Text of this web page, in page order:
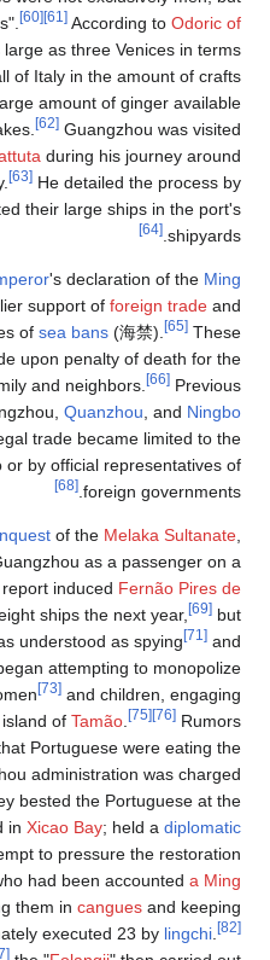
females". [61]According to
was as large as three Venices in
all of Italy in the amount of
the large amount of ginger
snakes.
Guangzhou was
Ibn Battutaduring his journey
century.
He detailed the
their large ships in the
Emperor's declaration of the
his earlier support offoreign trade
a series ofsea bans(海禁).
trade upon penalty of death
his family and neighbors.
of Guangzhou,Quanzhou, and
and legal trade became limited
sent to or by official
foreign
conquestof theMelaka
to Guangzhou as a passenger
His report inducedFernão
with eight ships the next year,
was understood as spying
began attempting to
women [73]and children,
the island ofTamão.
that Portuguese were
administration was
they bested the Portuguese
[79]and inXicao Bay; held a
attempt to pressure the
, who had been accounted
placing them incanguesand
ultimately executed 23 by
[77]